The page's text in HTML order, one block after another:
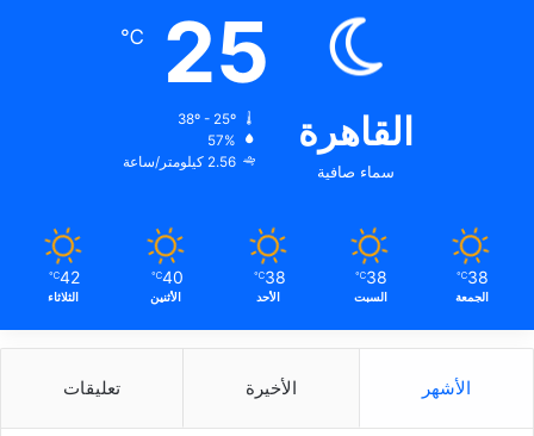
القاهرة
سماء صافية
25
℃
57%
2.56 كيلومتر/ساعة
38
℃
الجمعة
38
℃
السبت
38
℃
الأحد
40
℃
الأثنين
42
℃
الثلاثاء
الأشهر الأخيرة تعليقات